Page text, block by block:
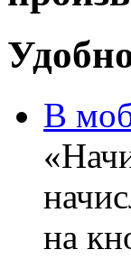
В
на